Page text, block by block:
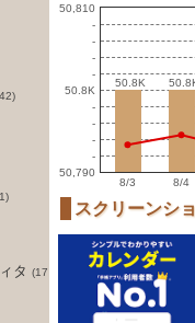
タ (17
50,810
-
-
-
-
50.8K
-
-
-
-
50,790
50.8K
50.8K
8/3 8/4
スクリーンシ